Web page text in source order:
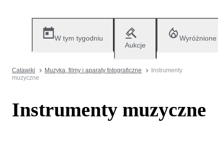
W tym tygodniu
Aukcje
Wyróżnione
Catawiki Muzyka, filmy i aparaty fotograficzne
Instrumenty
muzyczne
Instrumenty muzyczne